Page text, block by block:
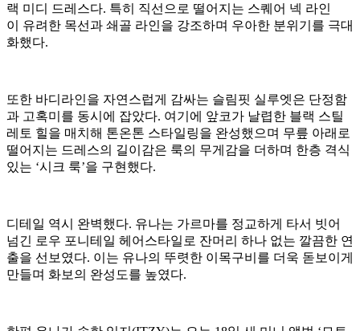
랙 미디 드레스다. 특히 직선으로 떨어지는 스퀘어 넥 라인
이 유려한 목선과 쇄골 라인을 강조하며 우아한 분위기를 극대
화했다.
또한 바디라인을 자연스럽게 감싸는 슬림핏 실루엣은 단정함
과 고혹미를 동시에 잡았다. 여기에 앞코가 날렵한 블랙 스틸
레토 힐을 매치해 톤온톤 스타일링을 완성했으며 무릎 아래로
떨어지는 드레스의 길이감은 룩의 무게감을 더하며 한층 격식
있는 ‘시크 룩’을 구현했다.
디테일 역시 완벽했다. 유나는 가르마를 정교하게 타서 빗어
넘긴 로우 포니테일 헤어스타일로 잔머리 하나 없는 깔끔한 연
출을 선보였다. 이는 유나의 뚜렷한 이목구비를 더욱 돋보이게
만들며 화보의 완성도를 높였다.